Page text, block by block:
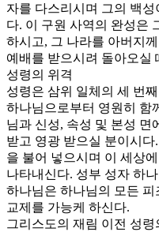
자를 다스리시며 그의 백
다. 이 구원 사역의 완성은
하시고, 그 나라를 아버지
예배를 받으시려 돌아오실
성령의 위격
성령은 삼위 일체의 세 번
하나님으로부터 영원히 함
님과 신성, 속성 및 본성 면
받고 영광 받으실 분이시
을 불어 넣으시며 이 세상
나타내신다. 성부 성자 하
하나님은 하나님의 모든
교제를 가능케 하신다.
그리스도의 재림 이전 성령